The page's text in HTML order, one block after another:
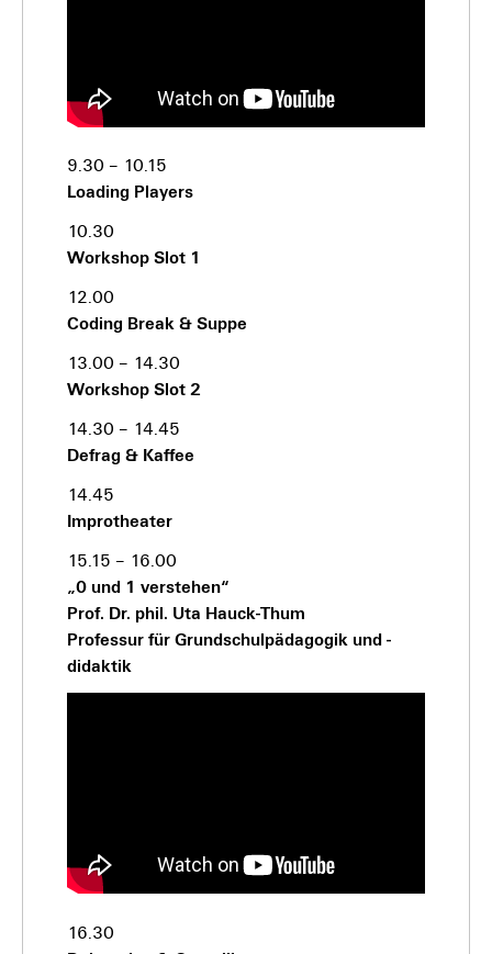
9.30 – 10.15
Loading Players
10.30
Workshop Slot 1
12.00
Coding Break & Suppe
13.00 – 14.30
Workshop Slot 2
14.30 – 14.45
Defrag & Kaffee
14.45
Improtheater
15.15 – 16.00
„0 und 1 verstehen“
Prof. Dr. phil. Uta Hauck-Thum
Professur für Grundschulpädagogik und -
didaktik
16.30